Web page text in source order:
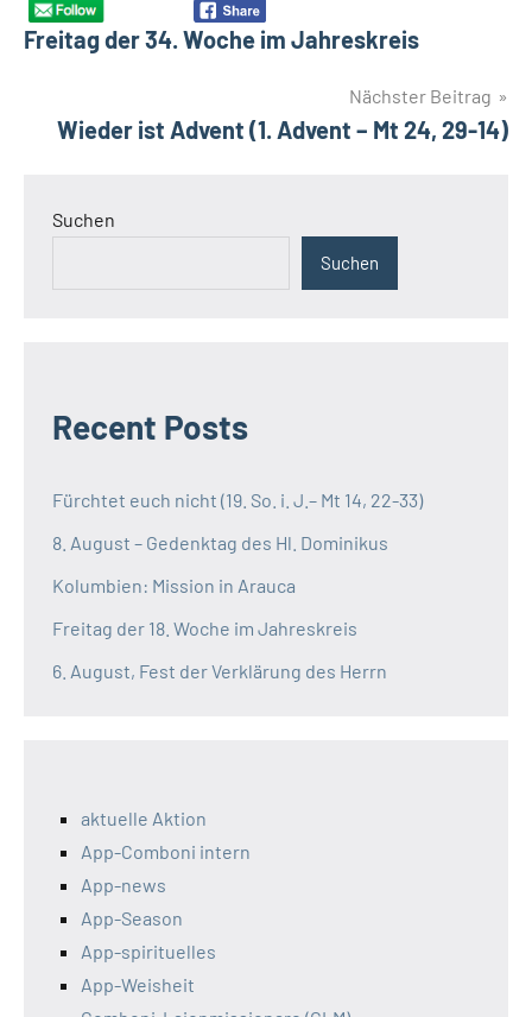
Schlagwörter
Belém
Brasilien
Schöpfung
Freitag der 34. Woche im Jahreskreis
Nächster Beitrag
Wieder ist Advent (1. Advent – Mt 24, 29-14)
Suchen
Suchen
Recent Posts
Fürchtet euch nicht (19. So. i. J.– Mt 14, 22-33)
8. August – Gedenktag des Hl. Dominikus
Kolumbien: Mission in Arauca
Freitag der 18. Woche im Jahreskreis
6. August, Fest der Verklärung des Herrn
aktuelle Aktion
App-Comboni intern
App-news
App-Season
App-spirituelles
App-Weisheit